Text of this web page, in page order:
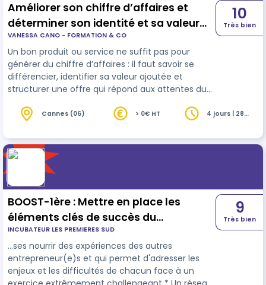
Améliorer son chiffre d’affaires et
déterminer son identité et sa valeur
ajoutée
VANESSA CANO - FORMATION & CO
Un bon produit ou service ne suffit pas pour
générer du chiffre d’affaires : il faut savoir se
différencier, identifier sa valeur ajoutée et
structurer une offre qui répond aux attentes du
une stratégie commerciale efficace, à valoriser
10
Très bien
Cannes (06) > 0€ HT
4 jours | 28
BOOST-1ère : Mettre en place les
éléments clés de succès du
financement de sa croissance
INCUBATEUR LES PREMIERES SUD
…ses nourrir des expériences des autres
entrepreneur(e)s et qui permet d'adresser les
enjeux et les difficultés de chacun face à un
9
Très bien